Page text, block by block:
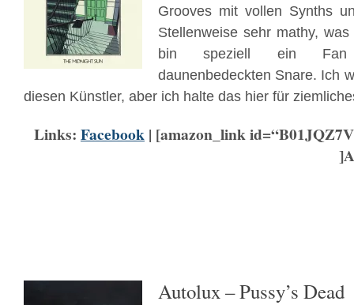
Grooves mit vollen Synths
Stellenweise sehr mathy,
bin speziell ein Fan
daunenbedeckten Snare. Ich
diesen Künstler, aber ich halte das hier für
Links: Facebook | [amazon_link
Autolux – Pussy’s Dead